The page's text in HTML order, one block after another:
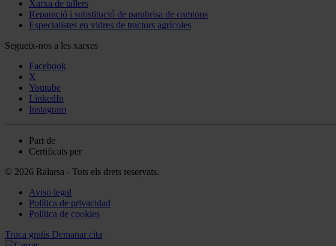
Xarxa de tallers
Reparació i substitució de parabrisa de camions
Especialistes en vidres de tractors agrícoles
Segueix-nos a les xarxes
Facebook
X
Youtube
LinkedIn
Instagram
Part de
Certificats per
© 2026 Ralarsa - Tots els drets reservats.
Aviso legal
Política de privacidad
Política de cookies
Truca gratis Demanar cita